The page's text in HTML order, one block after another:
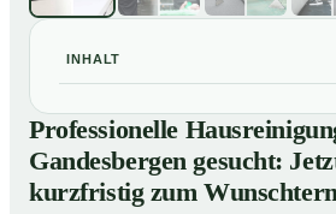
INHALT
01 Professionelle Hausreinigung in
gesucht: Jetzt einmalig und
Wunschtermin buchen
02So läuft eine professionelle
Professionelle
Gandesbergen gesucht:
kurzfristig zum